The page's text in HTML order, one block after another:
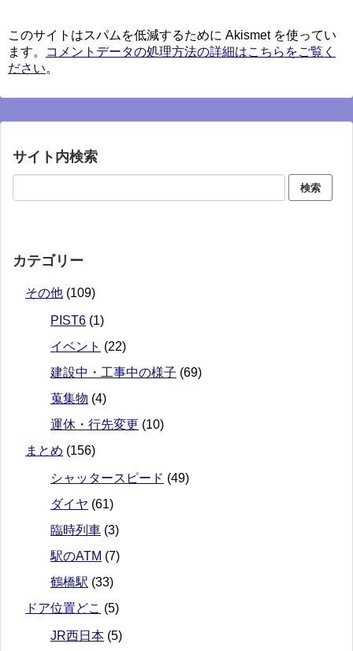
このサイトはスパムを低減するために Akismet を使ってい
ます。
コメントデータの処理方法の詳細はこちらをご覧く
ださい。
サイト内検索
カテゴリー
その他 (109)
PIST6 (1)
イベント (22)
建設中・工事中の様子 (69)
蒐集物 (4)
運休・行先変更 (10)
まとめ (156)
シャッタースピード (49)
ダイヤ (61)
臨時列車 (3)
駅のATM (7)
鶴橋駅 (33)
ドア位置どこ (5)
JR西日本 (5)